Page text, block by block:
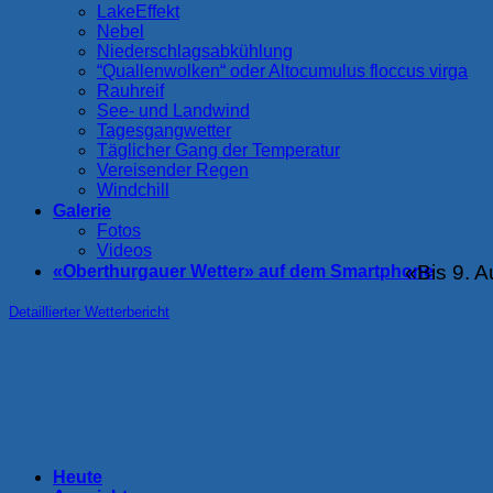
LakeEffekt
Nebel
Niederschlagsabkühlung
“Quallenwolken“ oder Altocumulus floccus virga
Rauhreif
See- und Landwind
Tagesgangwetter
Täglicher Gang der Temperatur
Vereisender Regen
Windchill
Galerie
Fotos
Videos
«Oberthurgauer Wetter» auf dem Smartphone«Bis 9.
Detaillierter Wetterbericht
Heute